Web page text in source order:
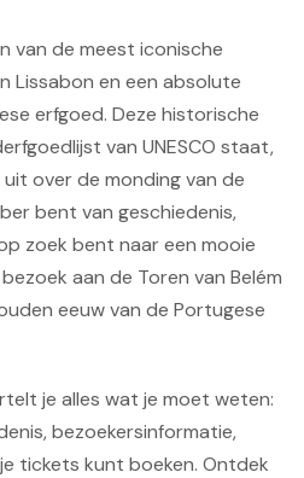
van de meest iconische
Lissabon en een absolute
erfgoed. Deze historische
van UNESCO staat,
over de monding van de
bent van geschiedenis,
zoek bent naar een mooie
aan de Toren van Belém
eeuw van de Portugese
je alles wat je moet weten:
bezoekersinformatie,
tickets kunt boeken. Ontdek